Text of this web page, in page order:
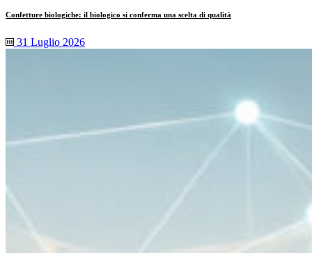
Confetture biologiche: il biologico si conferma una scelta di qualità
31 Luglio 2026